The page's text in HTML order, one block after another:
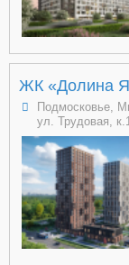
ЖК «Долина
Подмосковье,
ул. Трудовая,